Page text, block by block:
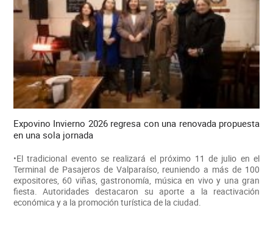
Expovino Invierno 2026 regresa con una renovada propuesta
en una sola jornada
•El tradicional evento se realizará el próximo 11 de julio en el
Terminal de Pasajeros de Valparaíso, reuniendo a más de 100
expositores, 60 viñas, gastronomía, música en vivo y una gran
fiesta. Autoridades destacaron su aporte a la reactivación
económica y a la promoción turística de la ciudad.